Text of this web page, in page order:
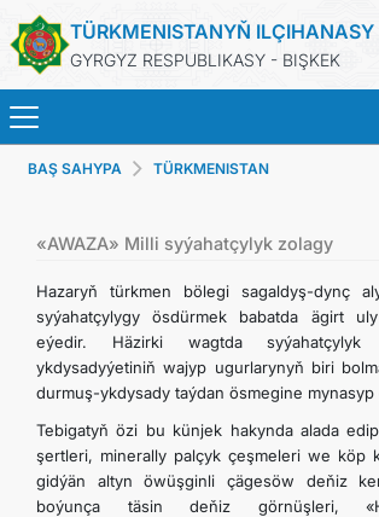
TÜRKMENISTANYŇ ILÇIHANASY
GYRGYZ RESPUBLIKASY - BIŞKEK
BAŞ SAHYPA
HABARLAR
TÜRKMENISTAN
BAÝRAMÇYLYK WE HATYRA
KONSULLYK HYZMATLARY
DIM
BAŞ SAHYPA TÜRKMENISTAN
«AWAZA» Milli syýahatçylyk zolagy
Hazaryň türkmen bölegi sagaldyş-dynç
syýahatçylygy ösdürmek babatda ägirt
eýedir. Häzirki wagtda syýahatçylyk
ykdysadyýetiniň wajyp ugurlarynyň biri
durmuş-ykdysady taýdan ösmegine mynasyp
Tebigatyň özi bu künjek hakynda alada
şertleri, minerally palçyk çeşmeleri we köp
gidýän altyn öwüşginli çägesöw deňiz
boýunça täsin deňiz görnüşleri,